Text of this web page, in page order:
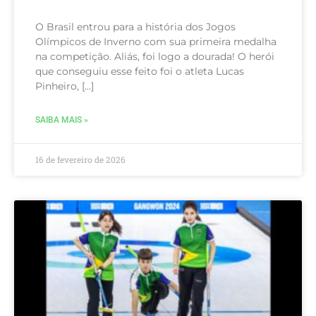
O Brasil entrou para a história dos Jogos
Olímpicos de Inverno com sua primeira medalha
na competição. Aliás, foi logo a dourada! O herói
que conseguiu esse feito foi o atleta Lucas
Pinheiro, […]
SAIBA MAIS »
16 de fevereiro de 2026